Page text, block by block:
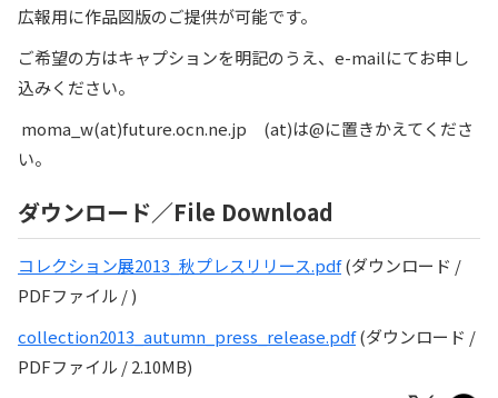
広報用に作品図版のご提供が可能です。
ご希望の方はキャプションを明記のうえ、e-mailにてお申し
込みください。
moma_w(at)future.ocn.ne.jp (at)は@に置きかえてくださ
い。
ダウンロード／File Download
コレクション展2013_秋プレスリリース.pdf(ダウンロード /
PDFファイル / )
collection2013_autumn_press_release.pdf(ダウンロード /
PDFファイル / 2.10MB)